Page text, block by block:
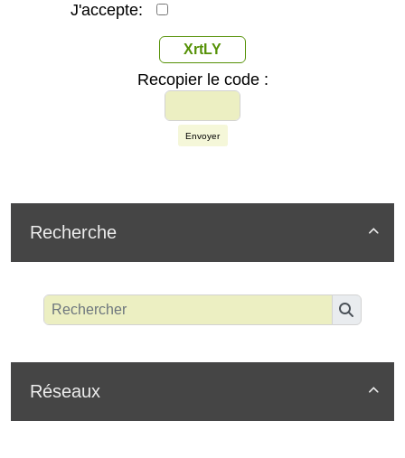
J'accepte:
XrtLY
Recopier le code :
Envoyer

Recherche

Réseaux